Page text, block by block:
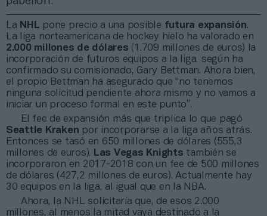
La NHL pone precio a una posible futura expansión.
La liga norteamericana de hockey hielo ha valorado en
2.000 millones de dólares (1.709 millones de euros) la
incorporación de futuros equipos a la liga, según ha
confirmado su comisionado, Gary Bettman. Ahora bien,
el propio Bettman ha asegurado que “no tenemos
ninguna solicitud pendiente ahora mismo y no vamos a
iniciar un proceso formal en este punto”.
El fee de expansión más que triplica lo que pagó
Seattle Kraken por incorporarse a la liga años atrás.
Entonces se tasó en 650 millones de dólares (555,3
millones de euros). Las Vegas Knights también se
incorporaron en 2017-2018 con un fee de 500 millones
de dólares (427,2 millones de euros). Actualmente hay
30 equipos en la liga, al igual que en la NBA.
Ahora, la NHL solicitaría que, de esos 2.000
millones, al menos la mitad vaya destinado a la